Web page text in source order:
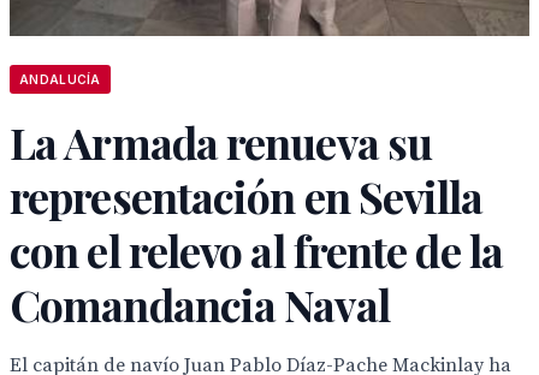
ANDALUCÍA
La Armada renueva su
representación en Sevilla
con el relevo al frente de la
Comandancia Naval
El capitán de navío Juan Pablo Díaz-Pache Mackinlay ha